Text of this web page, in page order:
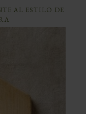
AL ESTILO DE